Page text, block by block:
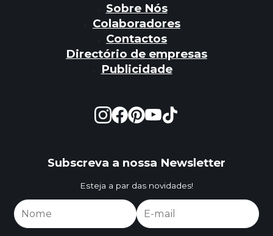
Sobre Nós
Colaboradores
Contactos
Directório de empresas
Publicidade
Subscreva a nossa Newsletter
Esteja a par das novidades!